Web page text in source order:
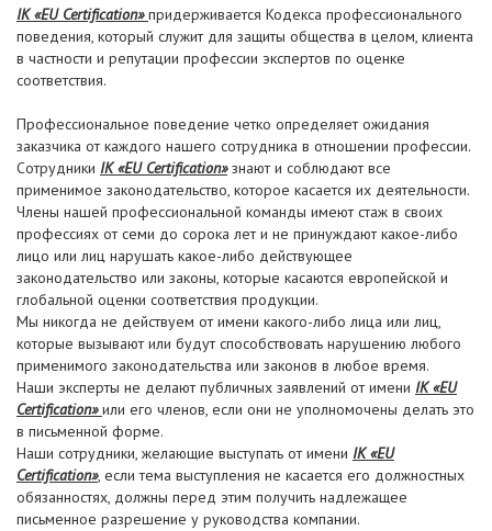
IK «EU Certification»придерживается Кодекса профессионального
поведения, который служит для защиты общества в целом, клиента
в частности и репутации профессии экспертов по оценке
соответствия.
Профессиональное поведение четко определяет ожидания
заказчика от каждого нашего сотрудника в отношении профессии.
Сотрудники IK «EU Certification»знают и соблюдают все
применимое законодательство, которое касается их деятельности.
Члены нашей профессиональной команды имеют стаж в своих
профессиях от семи до сорока лет и не принуждают какое-либо
лицо или лиц нарушать какое-либо действующее
законодательство или законы, которые касаются европейской и
глобальной оценки соответствия продукции.
Мы никогда не действуем от имени какого-либо лица или лиц,
которые вызывают или будут способствовать нарушению любого
применимого законодательства или законов в любое время.
Наши эксперты не делают публичных заявлений от имени IK «EU
Certification»или его членов, если они не уполномочены делать это
в письменной форме.
Наши сотрудники, желающие выступать от имени IK «EU
Certification», если тема выступления не касается его должностных
обязанностях, должны перед этим получить надлежащее
письменное разрешение у руководства компании.